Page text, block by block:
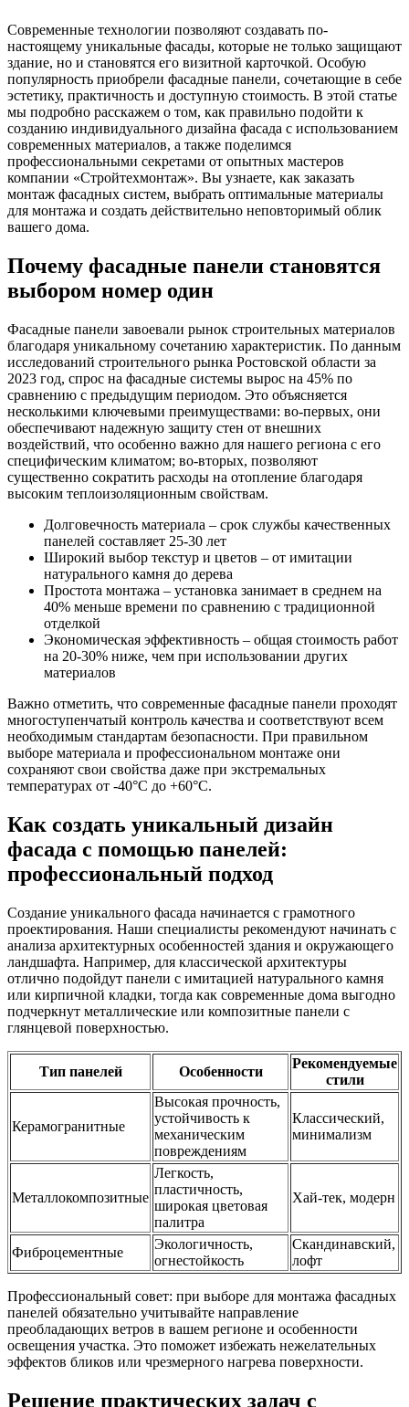
Современные технологии позволяют создавать по-
настоящему уникальные фасады, которые не только защищают
здание, но и становятся его визитной карточкой. Особую
популярность приобрели фасадные панели, сочетающие в себе
эстетику, практичность и доступную стоимость. В этой статье
мы подробно расскажем о том, как правильно подойти к
созданию индивидуального дизайна фасада с использованием
современных материалов, а также поделимся
профессиональными секретами от опытных мастеров
компании «Стройтехмонтаж». Вы узнаете, как заказать
монтаж фасадных систем, выбрать оптимальные материалы
для монтажа и создать действительно неповторимый облик
вашего дома.
Почему фасадные панели становятся
выбором номер один
Фасадные панели завоевали рынок строительных материалов
благодаря уникальному сочетанию характеристик. По данным
исследований строительного рынка Ростовской области за
2023 год, спрос на фасадные системы вырос на 45% по
сравнению с предыдущим периодом. Это объясняется
несколькими ключевыми преимуществами: во-первых, они
обеспечивают надежную защиту стен от внешних
воздействий, что особенно важно для нашего региона с его
специфическим климатом; во-вторых, позволяют
существенно сократить расходы на отопление благодаря
высоким теплоизоляционным свойствам.
Долговечность материала – срок службы качественных
панелей составляет 25-30 лет
Широкий выбор текстур и цветов – от имитации
натурального камня до дерева
Простота монтажа – установка занимает в среднем на
40% меньше времени по сравнению с традиционной
отделкой
Экономическая эффективность – общая стоимость работ
на 20-30% ниже, чем при использовании других
материалов
Важно отметить, что современные фасадные панели проходят
многоступенчатый контроль качества и соответствуют всем
необходимым стандартам безопасности. При правильном
выборе материала и профессиональном монтаже они
сохраняют свои свойства даже при экстремальных
температурах от -40°C до +60°C.
Как создать уникальный дизайн
фасада с помощью панелей:
профессиональный подход
Создание уникального фасада начинается с грамотного
проектирования. Наши специалисты рекомендуют начинать с
анализа архитектурных особенностей здания и окружающего
ландшафта. Например, для классической архитектуры
отлично подойдут панели с имитацией натурального камня
или кирпичной кладки, тогда как современные дома выгодно
подчеркнут металлические или композитные панели с
глянцевой поверхностью.
Тип панелей Особенности
Рекомендуемые
стили
Керамогранитные
Высокая прочность,
устойчивость к
механическим
повреждениям
Классический,
минимализм
Металлокомпозитные
Легкость,
пластичность,
широкая цветовая
палитра
Хай-тек, модерн
Фиброцементные
Экологичность,
огнестойкость
Скандинавский,
лофт
Профессиональный совет: при выборе для монтажа фасадных
панелей обязательно учитывайте направление
преобладающих ветров в вашем регионе и особенности
освещения участка. Это поможет избежать нежелательных
эффектов бликов или чрезмерного нагрева поверхности.
Решение практических задач с